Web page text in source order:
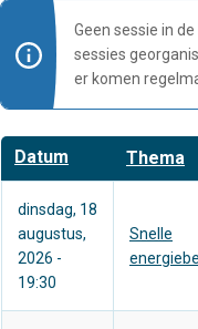
Geen sessie in
sessies
er komen
Datum Aflopend
sorteren
Thema
dinsdag, 18
augustus,
2026 -
19:30
Snelle